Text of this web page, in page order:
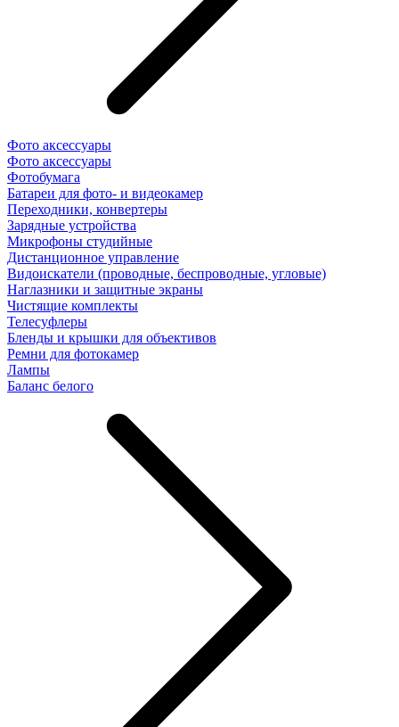
Фото аксессуары
Фото аксессуары
Фотобумага
Батареи для фото- и видеокамер
Переходники, конвертеры
Зарядные устройства
Микрофоны студийные
Дистанционное управление
Видоискатели (проводные, беспроводные, угловые)
Наглазники и защитные экраны
Чистящие комплекты
Телесуфлеры
Бленды и крышки для объективов
Ремни для фотокамер
Лампы
Баланс белого